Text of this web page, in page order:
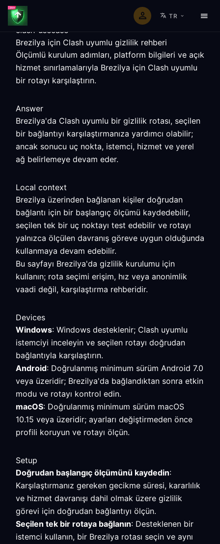
TR
clash-usecase
Brezilya için Clash uyumlu gizlilik rehberi
Ölçümlü kurulum adımları, platform bilgileri ve açık
hizmet sınırlamalarıyla Brezilya için Clash uyumlu
bir rotayı karşılaştırın.
Answer
Brezilya'da Clash uyumlu bir gizlilik rotası, seçilen
bir bağlantıyı karşılaştırmanıza yardımcı olabilir;
ancak sonucu uç nokta, istemci, hizmet ve yerel
ağ belirlemeye devam eder.
Local context
Brezilya üzerinden bağlanan kişiler doğrudan
bağlantı için bir başlangıç ölçümü kaydedebilir,
seçilen tek bir uç noktayı test edebilir ve rotayı
yalnızca ölçülen davranış göreve uygun olduğunda
kullanmaya devam edebilir.
Bu sayfayı Brezilya'da gizlilik kurulumu için
kullanın; rota seçimi erişim, hız veya anonimlik
vaadi değil, karşılaştırma rehberidir.
Devices
Windows: Windows desteklenir; Clash uyumlu
istemciyi inceleyin ve seçilen rotayı doğrudan
bağlantıyla karşılaştırın.
Android: Doğrulanmış minimum sürüm Android 7.0
veya üzeridir; Brezilya'da bağlandıktan sonra etkin
modu ve rotayı kontrol edin.
macOS: Doğrulanmış minimum sürüm macOS
10.15 veya üzeridir; ayarları değiştirmeden önce
profili koruyun ve rotayı ölçün.
Setup
Doğrudan başlangıç ölçümünü kaydedin:
Karşılaştırmanız gereken gecikme süresi, kararlılık
ve hizmet davranışı dahil olmak üzere gizlilik
görevi için doğrudan bağlantıyı ölçün.
Seçilen tek bir rotaya bağlanın: Desteklenen bir
istemci kullanın, bir Brezilya rotası seçin ve aynı